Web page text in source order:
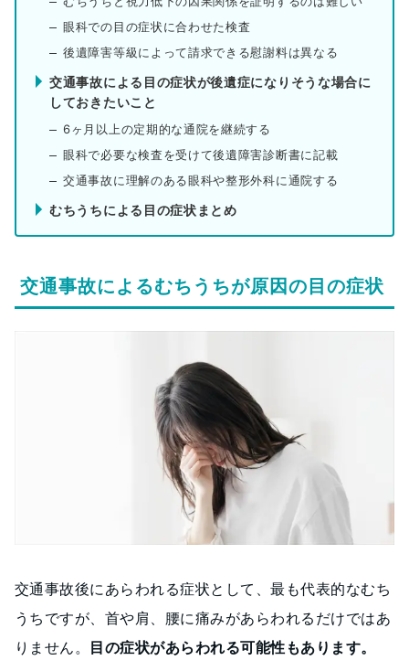
眼科での目の症状に合わせた検査
後遺障害等級によって請求できる慰謝料は異なる
交通事故による目の症状が後遺症になりそうな場合に
しておきたいこと
6ヶ月以上の定期的な通院を継続する
眼科で必要な検査を受けて後遺障害診断書に記載
交通事故に理解のある眼科や整形外科に通院する
むちうちによる目の症状まとめ
交通事故によるむちうちが原因の目の症状
交通事故後にあらわれる症状として、最も代表的なむち
うちですが、首や肩、腰に痛みがあらわれるだけではあ
りません。 目の症状があらわれる可能性もあります。